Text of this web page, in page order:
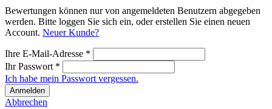
Bewertungen können nur von angemeldeten Benutzern abgegeben
werden. Bitte loggen Sie sich ein, oder erstellen Sie einen neuen
Account. Neuer Kunde?
Ihre E-Mail-Adresse *
Ihr Passwort *
Ich habe mein Passwort vergessen.
Anmelden
Abbrechen